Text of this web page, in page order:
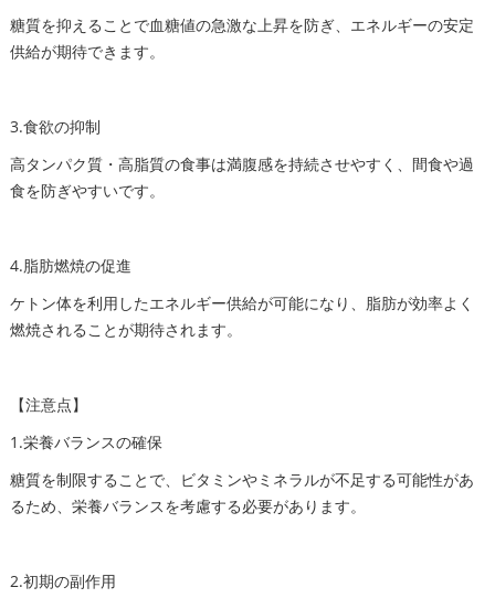
糖質を抑えることで血糖値の急激な上昇を防ぎ、エネルギーの安定
供給が期待できます。
3.食欲の抑制
高タンパク質・高脂質の食事は満腹感を持続させやすく、間食や過
食を防ぎやすいです。
4.脂肪燃焼の促進
ケトン体を利用したエネルギー供給が可能になり、脂肪が効率よく
燃焼されることが期待されます。
【注意点】
1.栄養バランスの確保
糖質を制限することで、ビタミンやミネラルが不足する可能性があ
るため、栄養バランスを考慮する必要があります。
2.初期の副作用